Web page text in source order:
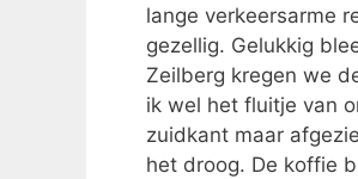
lange verkeersarme
gezellig. Gelukkig
Zeilberg kregen we
ik wel het fluitje van
zuidkant maar
het droog. De koffie